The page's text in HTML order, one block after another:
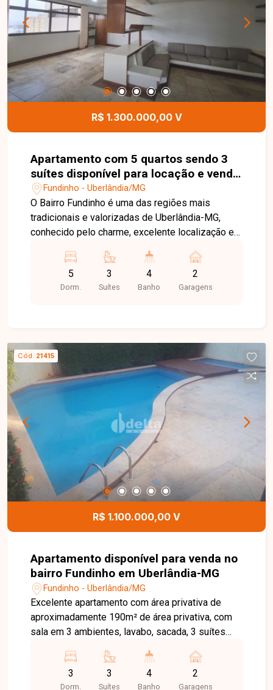
R$ 1.300.000,00 V
Apartamento com 5 quartos sendo 3
suítes disponível para locação e venda
no bairro Fundinho em Uberlândia-MG.
Fundinho - Uberlândia/MG
O Bairro Fundinho é uma das regiões mais
tradicionais e valorizadas de Uberlândia-MG,
conhecido pelo charme, excelente localização e
acesso a diversos pontos da cidade, além de
contar com restaurantes, comércios, serviços,
escolas e opções culturais, proporcionando
sendo uma com varanda, 4 quartos sendo 3
suítes, lavabo, banheiro social, 2 cozinhas
separadas, despensa, área de serviço com
quarto e banheiro e 2 vagas de garagem. O
condomínio conta com salão de festas amplo e
portaria 24 horas, oferecendo mais conforto,
segurança e comodidade aos moradores. Agende
uma visita e venha conhecer todos os detalhes
deste excelente apartamento no Bairro Fundinho.
Entre em contato com nossa equipe para mais
informações e encontre o imóvel ideal para viver
com espaço, sofisticação e praticidade em
5
Dorm.
3
Suítes
4
Banho
2
Garagens
Cód. 21415
R$ 1.100.000,00 V
Apartamento disponível para venda no
bairro Fundinho em Uberlândia-MG
Fundinho - Uberlândia/MG
Excelente apartamento com área privativa de
aproximadamente 190m² de área privativa, com
sala em 3 ambientes, lavabo, sacada, 3 suítes
cozinha planejada, área de serviço com quarto e 2
vagas de garagem. Condomínio com área de
3
Dorm.
3
Suítes
4
Banho
2
Garagens